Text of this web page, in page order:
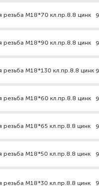
М18*70 кл.пр.8.8 цинк
М18*90 кл.пр.8.8 цинк
М18*130 кл.пр.8.8 цинк
М18*60 кл.пр.8.8 цинк
М18*65 кл.пр.8.8 цинк
М18*50 кл.пр.8.8 цинк
М18*30 кл.пр.8.8 цинк